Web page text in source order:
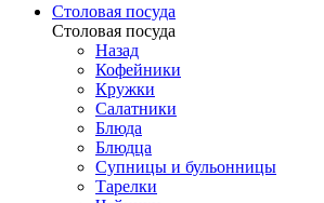
Столовая посуда
Столовая посуда
Назад
Кофейники
Кружки
Салатники
Блюда
Блюдца
Супницы и бульонницы
Тарелки